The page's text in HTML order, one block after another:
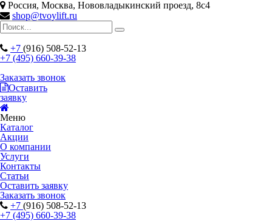
Россия, Москва, Нововладыкинский проезд, 8с4
shop@tvoylift.ru
+7 (916) 508-52-13
+7 (495) 660-39-38
Заказать звонок
Оставить
заявку
Меню
Каталог
Акции
О компании
Услуги
Контакты
Статьи
Оставить заявку
Заказать звонок
+7 (916) 508-52-13
+7 (495) 660-39-38